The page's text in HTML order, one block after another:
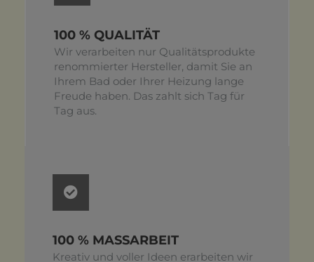
100 % QUALITÄT
Wir verarbeiten nur Qualitätsprodukte
renommierter Hersteller, damit Sie an
Ihrem Bad oder Ihrer Heizung lange
Freude haben. Das zahlt sich Tag für
Tag aus.
100 % MASSARBEIT
Kreativ und voller Ideen erarbeiten wir